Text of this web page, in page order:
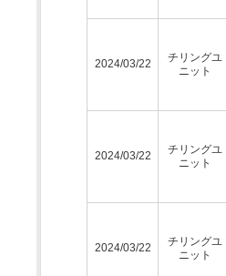
2024/03/22
チリングユ
ニット
2024/03/22
チリングユ
ニット
2024/03/22
チリングユ
ニット